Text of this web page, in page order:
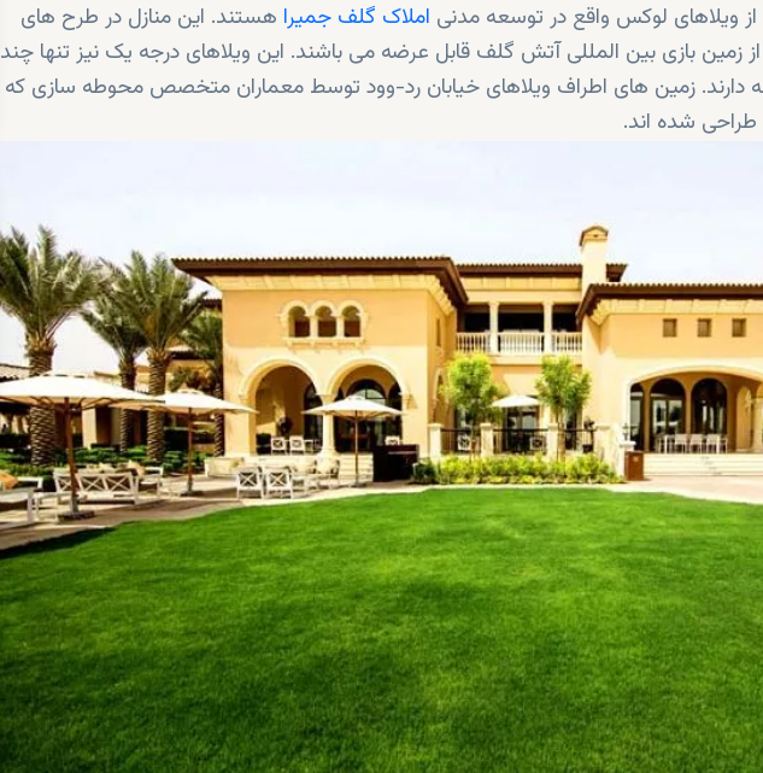
ویلاهای لوکس واقع در توسعه مدنی املاک گلف جمیرا هستند. این منازل در طرح های
زمین بازی بین المللی آتش گلف قابل عرضه می باشند. این ویلاهای درجه یک نیز تنها چند
دارند. زمین های اطراف ویلاهای خیابان رد-وود توسط معماران متخصص محوطه سازی که
شده اند.